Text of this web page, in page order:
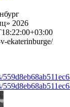
2026
ekaterinburge/